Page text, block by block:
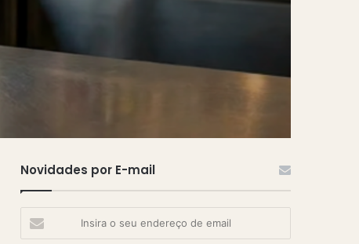
Novidades por E-mail